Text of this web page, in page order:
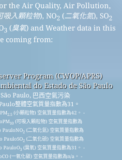
the Air Quality, Air Pollution,
吸入顆粒物), NO2 (二氧化氮), SO2
3 (臭氧) and Weather data in this
coming from:
Program (CWOP/APRS)
do Estado de São Paulo
Paulo, 巴西空氣污染
整體空氣質量指數為31。
2.5(小顆粒物) 空氣質量指數為42。 -
10(可吸入顆粒物) 空氣質量指數為
PauloNO2 (二氧化氮) 空氣質量指數為
PauloSO2 (二氧化硫) 空氣質量指數為
PauloO3(臭氧) 空氣質量指數為31。 -
(一氧化碳) 空氣質量指數為n/a。 -